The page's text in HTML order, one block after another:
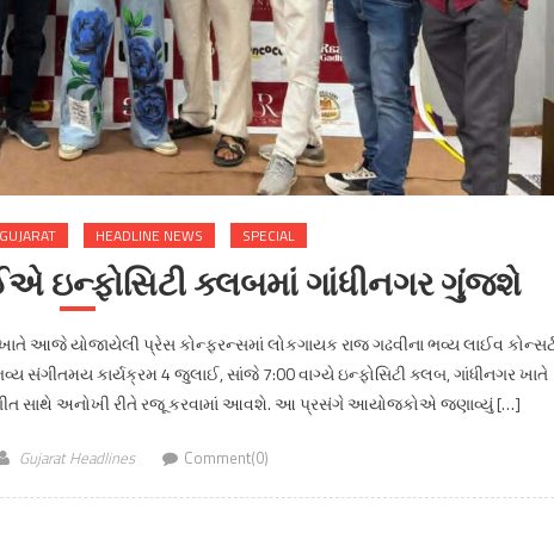
GUJARAT HEADLINE NEWS SPECIAL
ઇન્ફોસિટી ક્લબમાં ગાંધીનગર ગુંજશે
આજે યોજાયેલી પ્રેસ કોન્ફરન્સમાં લોકગાયક રાજ ગઢવીના ભવ્ય લાઈવ
સંગીતમય કાર્યક્રમ 4 જુલાઈ, સાંજે 7:00 વાગ્યે ઇન્ફોસિટી ક્લબ, ગાંધીનગર ખાતે
સાથે અનોખી રીતે રજૂ કરવામાં આવશે. આ પ્રસંગે આયોજકોએ જણાવ્યું […]
Gujarat Headlines Comment(0)